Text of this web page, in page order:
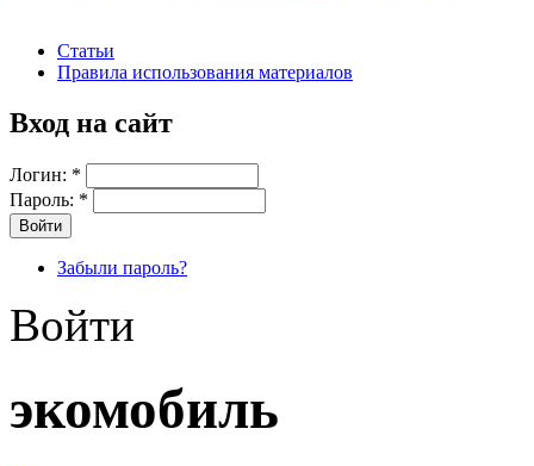
Статьи
Правила использования материалов
Вход на сайт
Логин: *
Пароль: *
Забыли пароль?
Войти
экомобиль